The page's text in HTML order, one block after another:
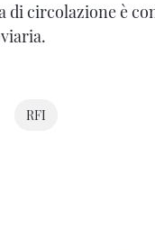
di circolazione è
RFI